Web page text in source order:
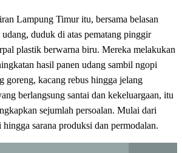
Lampung Timur itu, bersama belasan
duduk di atas pematang pinggir
plastik berwarna biru. Mereka melakukan
hasil panen udang sambil ngopi
goreng, kacang rebus hingga jelang
berlangsung santai dan kekeluargaan, itu
sejumlah persoalan. Mulai dari
hingga sarana produksi dan permodalan.